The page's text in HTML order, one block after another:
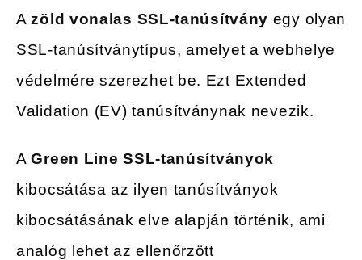
Azöld vonalas SSL-tanúsítvány egy olyan
SSL-tanúsítványtípus, amelyet a webhelye
védelmére szerezhet be. Ezt Extended
Validation (EV) tanúsítványnak nevezik.
AGreen Line SSL-tanúsítványok
kibocsátása az ilyen tanúsítványok
kibocsátásának elve alapján történik, ami
analóg lehet az ellenőrzött